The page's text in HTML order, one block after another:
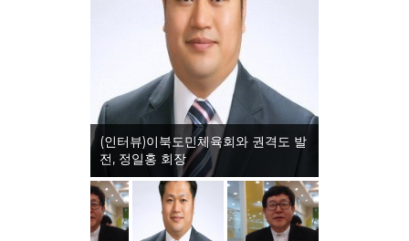
(인터뷰)이북도민체육회와 권격도 발
전, 정일홍 회장